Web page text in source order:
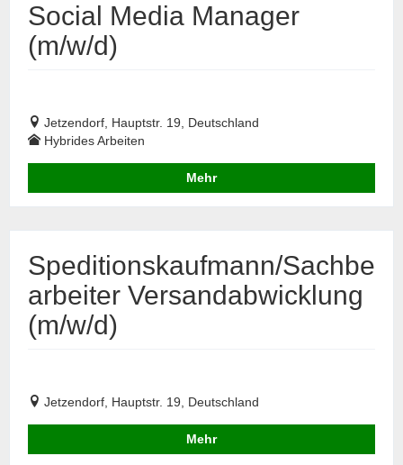
Social Media Manager
(m/w/d)
Jetzendorf, Hauptstr. 19, Deutschland
Hybrides Arbeiten
Mehr
Speditionskaufmann/Sachbe
arbeiter Versandabwicklung
(m/w/d)
Jetzendorf, Hauptstr. 19, Deutschland
Mehr